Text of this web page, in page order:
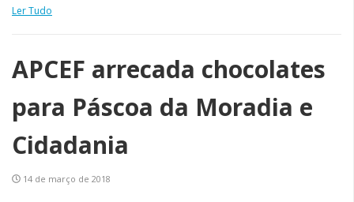
Ler Tudo
APCEF arrecada chocolates
para Páscoa da Moradia e
Cidadania
14 de março de 2018